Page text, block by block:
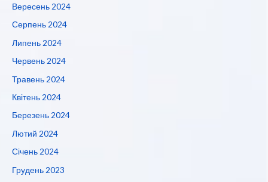
Вересень 2024
Серпень 2024
Липень 2024
Червень 2024
Травень 2024
Квітень 2024
Березень 2024
Лютий 2024
Січень 2024
Грудень 2023